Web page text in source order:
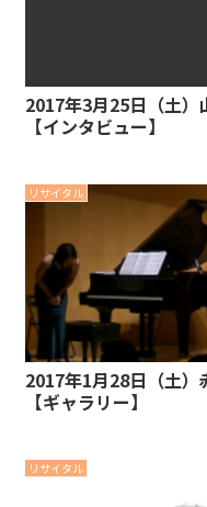
2017年3月25日（土
【インタビュー】
リサイタル
2017年1月28日（土
【ギャラリー】
リサイタル